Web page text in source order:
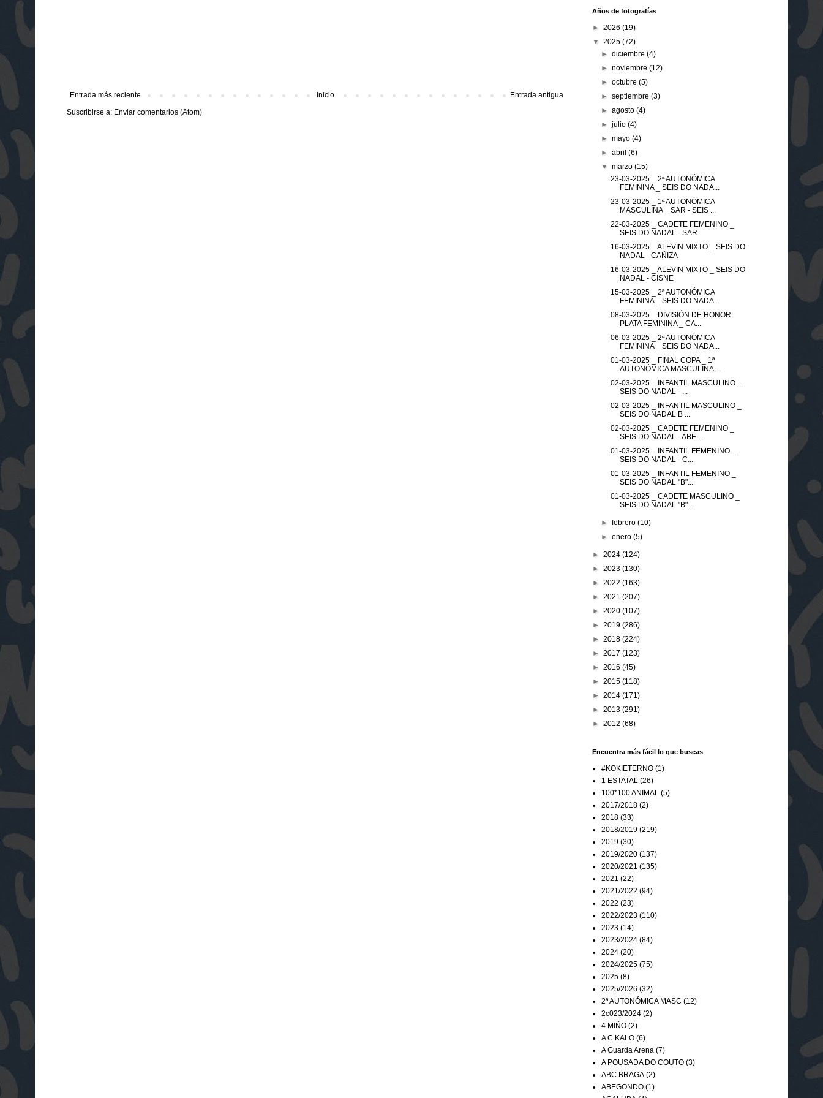
Entrada más reciente Entrada antigua
Inicio
Suscribirse a: Enviar comentarios (Atom)
Años de fotografías
► 2026 (19)
▼ 2025 (72)
►diciembre(4)
►noviembre(12)
►octubre(5)
►septiembre(3)
►agosto(4)
►julio(4)
►mayo(4)
►abril(6)
▼marzo(15)
23-03-2025 _ 2ª AUTONÓMICA
FEMININA _ SEIS DO NADA...
23-03-2025 _ 1ª AUTONÓMICA
MASCULINA _ SAR - SEIS ...
22-03-2025 _ CADETE FEMENINO _
SEIS DO NADAL - SAR
16-03-2025 _ ALEVIN MIXTO _ SEIS DO
NADAL - CAÑIZA
16-03-2025 _ ALEVIN MIXTO _ SEIS DO
NADAL - CISNE
15-03-2025 _ 2ª AUTONÓMICA
FEMININA _ SEIS DO NADA...
08-03-2025 _ DIVISIÓN DE HONOR
PLATA FEMININA _ CA...
06-03-2025 _ 2ª AUTONÓMICA
FEMININA _ SEIS DO NADA...
01-03-2025 _ FINAL COPA _ 1ª
AUTONÓMICA MASCULINA ...
02-03-2025 _ INFANTIL MASCULINO _
SEIS DO NADAL - ...
02-03-2025 _ INFANTIL MASCULINO _
SEIS DO NADAL B ...
02-03-2025 _ CADETE FEMENINO _
SEIS DO NADAL - ABE...
01-03-2025 _ INFANTIL FEMENINO _
SEIS DO NADAL - C...
01-03-2025 _ INFANTIL FEMENINO _
SEIS DO NADAL "B"...
01-03-2025 _ CADETE MASCULINO _
SEIS DO NADAL "B" ...
►febrero(10)
►enero(5)
► 2024 (124)
► 2023 (130)
► 2022 (163)
► 2021 (207)
► 2020 (107)
► 2019 (286)
► 2018 (224)
► 2017 (123)
► 2016 (45)
► 2015 (118)
► 2014 (171)
► 2013 (291)
► 2012 (68)
Encuentra más fácil lo que buscas
#KOKIETERNO (1)
1 ESTATAL (26)
100*100 ANIMAL (5)
2017/2018 (2)
2018 (33)
2018/2019 (219)
2019 (30)
2019/2020 (137)
2020/2021 (135)
2021 (22)
2021/2022 (94)
2022 (23)
2022/2023 (110)
2023 (14)
2023/2024 (84)
2024 (20)
2024/2025 (75)
2025 (8)
2025/2026 (32)
2ª AUTONÓMICA MASC (12)
2c023/2024 (2)
4 MIÑO (2)
A C KALO (6)
A Guarda Arena (7)
A POUSADA DO COUTO (3)
ABC BRAGA (2)
ABEGONDO (1)